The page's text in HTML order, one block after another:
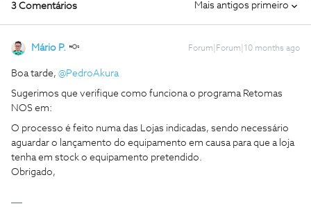
3 Comentários Mais antigos primeiro
Mário P. Forum|Forum|10 months ago
Boa tarde, ​ @PedroAkura
Sugerimos que verifique como funciona o programa Retomas
NOS em:
O processo é feito numa das Lojas indicadas, sendo necessário
aguardar o lançamento do equipamento em causa para que a loja
tenha em stock o equipamento pretendido.
Obrigado,